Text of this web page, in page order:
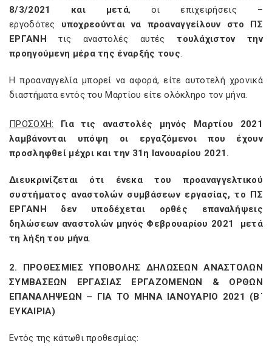
8/3/2021 και μετά, οι επιχειρήσεις –
εργοδότες υποχρεούνται να προαναγγείλουν στο ΠΣ
ΕΡΓΑΝΗ τις αναστολές αυτέςτουλάχιστον την
προηγούμενη μέρα της έναρξής τους.
Η προαναγγελία μπορεί να αφορά, είτε αυτοτελή χρονικά
διαστήματα εντός του Μαρτίου είτε ολόκληρο τον μήνα.
ΠΡΟΣΟΧΗ:
Για τις αναστολές μηνός Μαρτίου 2021
λαμβάνονται υπόψη οι εργαζόμενοι που έχουν
προσληφθεί μέχρι και την 31η Ιανουαρίου 2021.
Διευκρινίζεται ότι ένεκα του προαναγγελτικού
συστήματος αναστολών συμβάσεων εργασίας, το ΠΣ
ΕΡΓΑΝΗ δεν υποδέχεται ορθές επαναλήψεις
δηλώσεων αναστολών μηνός Φεβρουαρίου 2021 μετά
τη λήξη του μήνα.
2. ΠΡΟΘΕΣΜΙΕΣ ΥΠΟΒΟΛΗΣ ΔΗΛΩΣΕΩΝ ΑΝΑΣΤΟΛΩΝ
ΣΥΜΒΑΣΕΩΝ ΕΡΓΑΣΙΑΣ ΕΡΓΑΖΟΜΕΝΩΝ & ΟΡΘΩΝ
ΕΠΑΝΑΛΗΨΕΩΝ – ΓΙΑ ΤΟ ΜΗΝΑ ΙΑΝΟΥΑΡΙΟ 2021 (Β΄
ΕΥΚΑΙΡΙΑ)
Εντός της κάτωθι προθεσμίας: